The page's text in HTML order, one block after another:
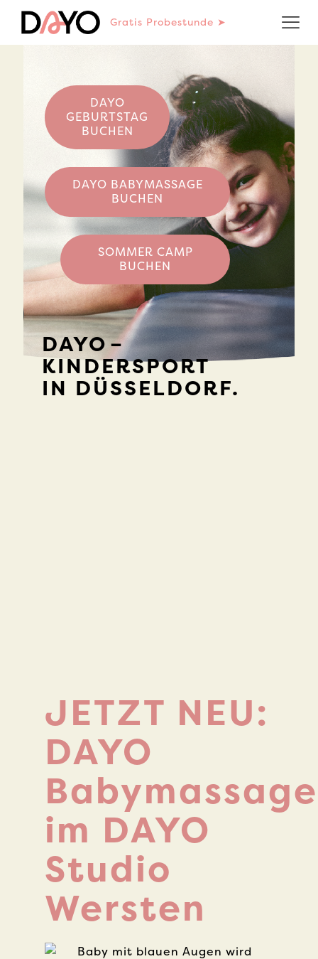
Gratis Probestunde ➤
DAYO
GEBURTSTAG
BUCHEN
DAYO BABYMASSAGE
BUCHEN
SOMMER CAMP
BUCHEN
DAYO –
KINDERSPORT
IN DÜSSELDORF.
JETZT NEU:
DAYO
Babymassage
im DAYO
Studio
Wersten